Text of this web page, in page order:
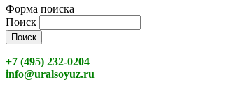
Форма поиска
Поиск
+7 (495) 232-0204
info@uralsoyuz.ru